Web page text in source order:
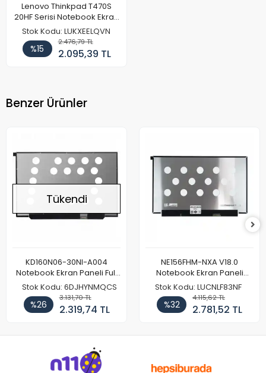
Lenovo Thinkpad T470S
20HF Serisi Notebook Ekran
Paneli (FHD)
Stok Kodu: LUKXEELQVN
%15
2.476,79 TL
2.095,39 TL
Benzer Ürünler
Tükendi
KD160N06-30NI-A004
Notebook Ekran Paneli Full
HD
Stok Kodu: 6DJHYNMQCS
%26
3.131,70 TL
2.319,74 TL
NE156FHM-NXA V18.0
Notebook Ekran Paneli
144Hz
Stok Kodu: LUCNLF83NF
%32
4.115,62 TL
2.781,52 TL